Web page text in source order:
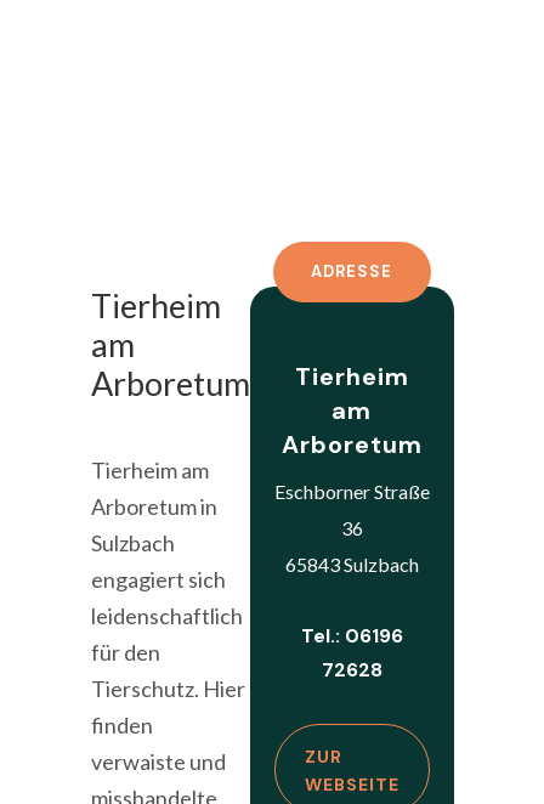
Tierheim
am
Arboretum
Tierheim am
Arboretum in
Sulzbach
engagiert sich
leidenschaftlich
für den
Tierschutz. Hier
finden
verwaiste und
misshandelte
ADRESSE
Tierheim
am
Arboretum
Eschborner Straße
36
65843 Sulzbach
Tel.: 06196
72628
ZUR
WEBSEITE